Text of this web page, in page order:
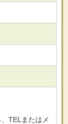
TELまたはメ